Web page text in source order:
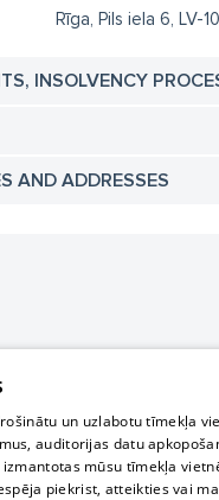
Rīga, Pils iela 6, LV-
INSOLVENCY
AND ADDRESSES
un uzlabotu tīmekļa
auditorijas datu
mūsu tīmekļa
piekrist, atteikties vai